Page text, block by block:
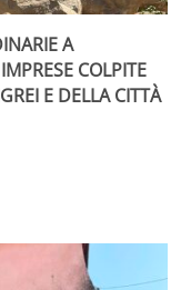
A
COLPITE
E DELLA CITTÀ